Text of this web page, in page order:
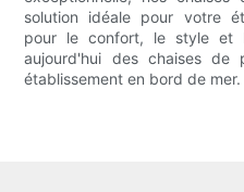
solution idéale pour votre
pour le confort, le style et
aujourd'hui des chaises de
établissement en bord de mer.